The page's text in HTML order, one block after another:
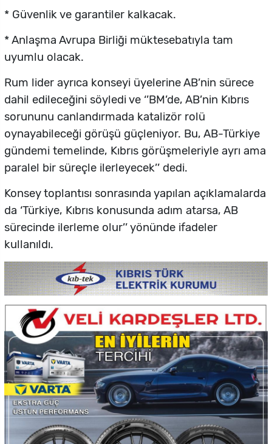
* Güvenlik ve garantiler kalkacak.
* Anlaşma Avrupa Birliği müktesebatıyla tam
uyumlu olacak.
Rum lider ayrıca konseyi üyelerine AB’nin sürece
dahil edileceğini söyledi ve ‘’BM’de, AB’nin Kıbrıs
sorununu canlandırmada katalizör rolü
oynayabileceği görüşü güçleniyor. Bu, AB-Türkiye
gündemi temelinde, Kıbrıs görüşmeleriyle ayrı ama
paralel bir süreçle ilerleyecek’’ dedi.
Konsey toplantısı sonrasında yapılan açıklamalarda
da ‘Türkiye, Kıbrıs konusunda adım atarsa, AB
sürecinde ilerleme olur’’ yönünde ifadeler
kullanıldı.